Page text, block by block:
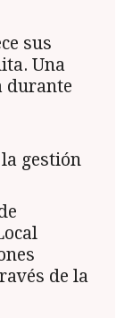
sus
Una
durante
gestión
de la